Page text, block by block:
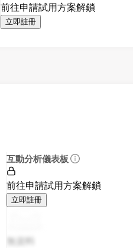
前往申請試用方案解鎖
立即註冊
互動分析儀表板
前往申請試用方案解鎖
立即註冊
無資料